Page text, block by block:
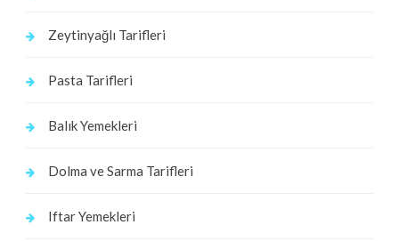
Zeytinyağlı Tarifleri
Pasta Tarifleri
Balık Yemekleri
Dolma ve Sarma Tarifleri
Iftar Yemekleri